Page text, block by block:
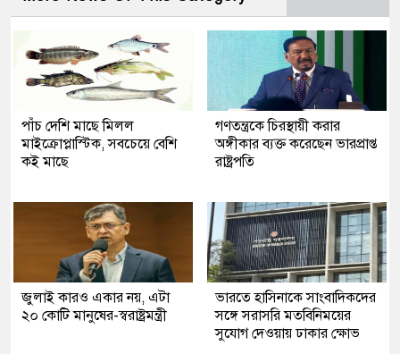
পাঁচ দেশি মাছে মিলল
মাইক্রোপ্লাস্টিক, সবচেয়ে বেশি
কই মাছে
গণতন্ত্রকে চিরস্থায়ী করার
অঙ্গীকার ব্যক্ত করেছেন ভারপ্রাপ্ত
রাষ্ট্রপতি
জুলাই কারও একার নয়, এটা
২০ কোটি মানুষের-স্বরাষ্ট্রমন্ত্রী
ভারতে হাসিনাকে সাংবাদিকদের
সঙ্গে সরাসরি মতবিনিময়ের
সুযোগ দেওয়ায় ঢাকার ক্ষোভ